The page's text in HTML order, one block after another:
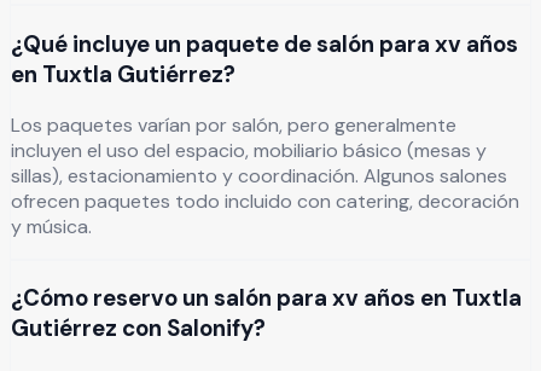
¿Qué incluye un paquete de salón para xv años
en Tuxtla Gutiérrez?
Los paquetes varían por salón, pero generalmente
incluyen el uso del espacio, mobiliario básico (mesas y
sillas), estacionamiento y coordinación. Algunos salones
ofrecen paquetes todo incluido con catering, decoración
y música.
¿Cómo reservo un salón para xv años en Tuxtla
Gutiérrez con Salonify?